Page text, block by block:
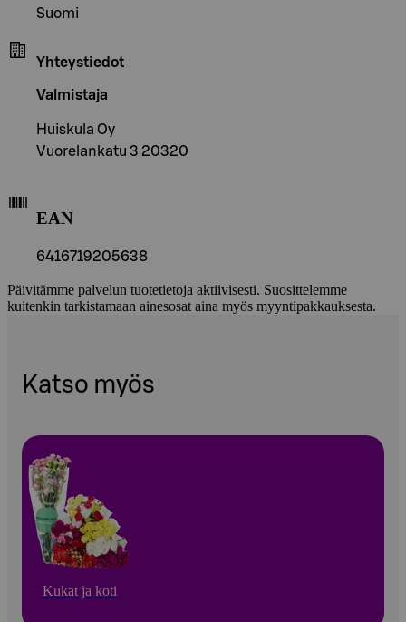
Suomi
Yhteystiedot
Valmistaja
Huiskula Oy
Vuorelankatu 3 20320
EAN
6416719205638
Päivitämme palvelun tuotetietoja aktiivisesti. Suosittelemme
kuitenkin tarkistamaan ainesosat aina myös myyntipakkauksesta.
Katso myös
Kukat ja koti